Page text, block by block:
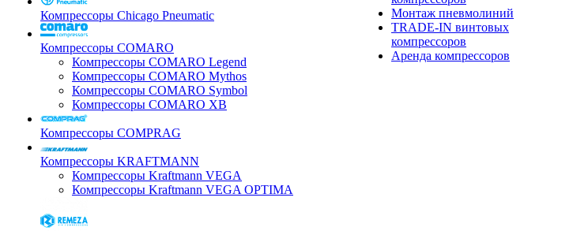
Компрессоры Chicago Pneumatic
Компрессоры COMARO
Компрессоры COMARO Legend
Компрессоры COMARO Mythos
Компрессоры COMARO Symbol
Компрессоры COMARO XB
Компрессоры COMPRAG
Компрессоры KRAFTMANN
Компрессоры Kraftmann VEGA
Компрессоры Kraftmann VEGA OPTIMA
Монтаж пневмолиний
TRADE-IN винтовых
компрессоров
Аренда компрессоров